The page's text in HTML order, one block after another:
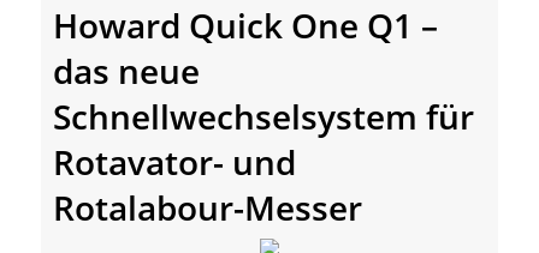
Howard Quick One Q1 –
das neue
Schnellwechselsystem für
Rotavator- und
Rotalabour-Messer